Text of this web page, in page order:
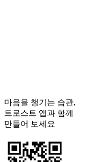
마음을 챙기는 습관,
트로스트 앱과 함께
만들어 보세요